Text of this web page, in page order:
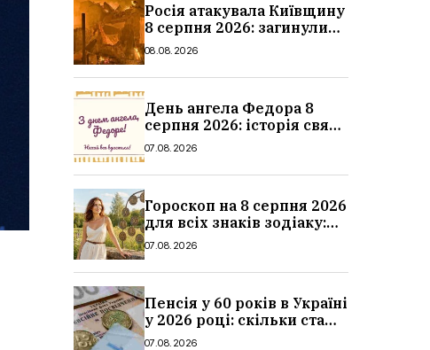
Росія атакувала Київщину
8 серпня 2026: загинули
троє людей, серед них
08.08.2026
День ангела Федора 8
серпня 2026: історія свята,
значення імені,
прозі
07.08.2026
Гороскоп на 8 серпня 2026
для всіх знаків зодіаку:
кохання, гроші та справи
07.08.2026
Пенсія у 60 років в Україні
у 2026 році: скільки стажу
потрібно, умови, кому
07.08.2026